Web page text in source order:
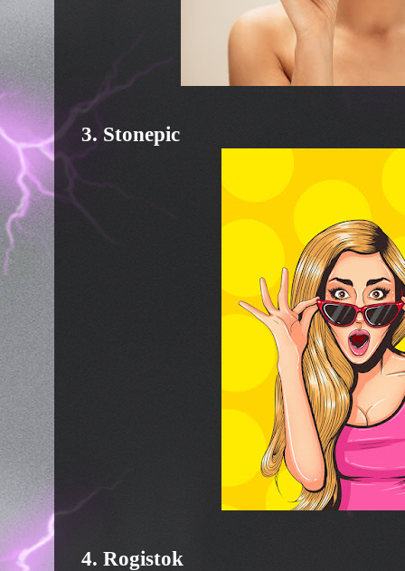
3. Stonepic
4. Rogistok